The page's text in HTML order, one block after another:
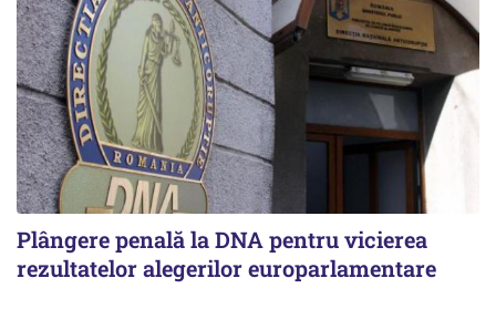
Plângere penală la DNA pentru vicierea
rezultatelor alegerilor europarlamentare